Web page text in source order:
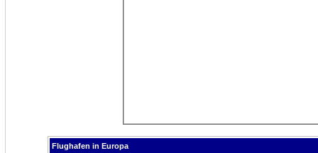
Flughafen in Europa